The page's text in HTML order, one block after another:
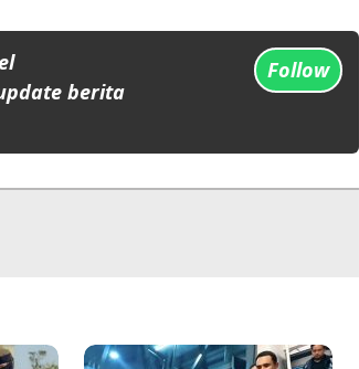
berita
Follow